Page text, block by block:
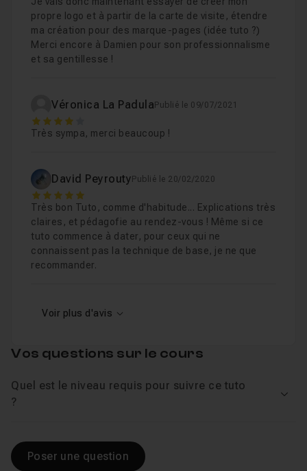
propre logo et à partir de la carte de visite, étendre
ma création pour des marque-pages (idée tuto ?)
Merci encore à Damien pour son professionnalisme
et sa gentillesse !
Véronica La Padula Publié le 09/07/2021
4
Très sympa, merci beaucoup !
David Peyrouty Publié le 20/02/2020
5
Très bon Tuto, comme d'habitude... Explications très
claires, et pédagofie au rendez-vous ! Même si ce
tuto commence à dater, pour ceux qui ne
connaissent pas la technique de base, je ne que
recommander.
Voir plus d'avis
Vos questions sur le cours
Quel est le niveau requis pour suivre ce tuto
?
Poser une question